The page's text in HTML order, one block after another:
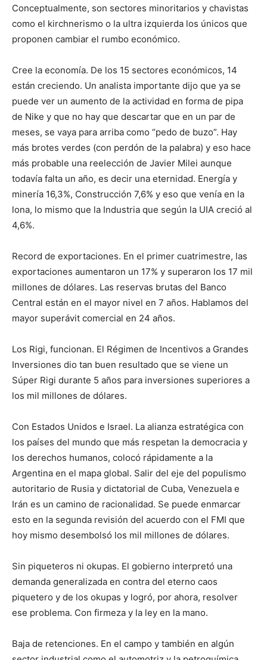
Conceptualmente, son sectores minoritarios y chavistas
como el kirchnerismo o la ultra izquierda los únicos que
proponen cambiar el rumbo económico.
Cree la economía. De los 15 sectores económicos, 14
están creciendo. Un analista importante dijo que ya se
puede ver un aumento de la actividad en forma de pipa
de Nike y que no hay que descartar que en un par de
meses, se vaya para arriba como “pedo de buzo”. Hay
más brotes verdes (con perdón de la palabra) y eso hace
más probable una reelección de Javier Milei aunque
todavía falta un año, es decir una eternidad. Energía y
minería 16,3%, Construcción 7,6% y eso que venía en la
lona, lo mismo que la Industria que según la UIA creció al
4,6%.
Record de exportaciones. En el primer cuatrimestre, las
exportaciones aumentaron un 17% y superaron los 17 mil
millones de dólares. Las reservas brutas del Banco
Central están en el mayor nivel en 7 años. Hablamos del
mayor superávit comercial en 24 años.
Los Rigi, funcionan. El Régimen de Incentivos a Grandes
Inversiones dio tan buen resultado que se viene un
Súper Rigi durante 5 años para inversiones superiores a
los mil millones de dólares.
Con Estados Unidos e Israel. La alianza estratégica con
los países del mundo que más respetan la democracia y
los derechos humanos, colocó rápidamente a la
Argentina en el mapa global. Salir del eje del populismo
autoritario de Rusia y dictatorial de Cuba, Venezuela e
Irán es un camino de racionalidad. Se puede enmarcar
esto en la segunda revisión del acuerdo con el FMI que
hoy mismo desembolsó los mil millones de dólares.
Sin piqueteros ni okupas. El gobierno interpretó una
demanda generalizada en contra del eterno caos
piquetero y de los okupas y logró, por ahora, resolver
ese problema. Con firmeza y la ley en la mano.
Baja de retenciones. En el campo y también en algún